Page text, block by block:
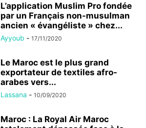
L’application Muslim Pro fondée
par un Français non-musulman
ancien « évangéliste » chez...
Ayyoub - 17/11/2020
Le Maroc est le plus grand
exportateur de textiles afro-
arabes vers...
Lassana - 10/09/2020
Maroc : La Royal Air Maroc